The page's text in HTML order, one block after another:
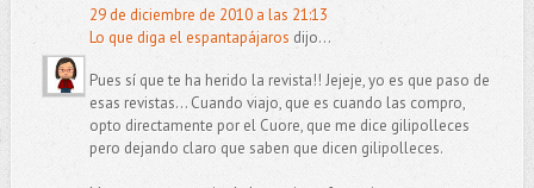
29 de diciembre de 2010 a las 21:13
Lo que diga el espantapájaros dijo...
Pues sí que te ha herido la revista!! Jejeje, yo es que paso de
esas revistas... Cuando viajo, que es cuando las compro,
opto directamente por el Cuore, que me dice gilipolleces
pero dejando claro que saben que dicen gilipolleces.